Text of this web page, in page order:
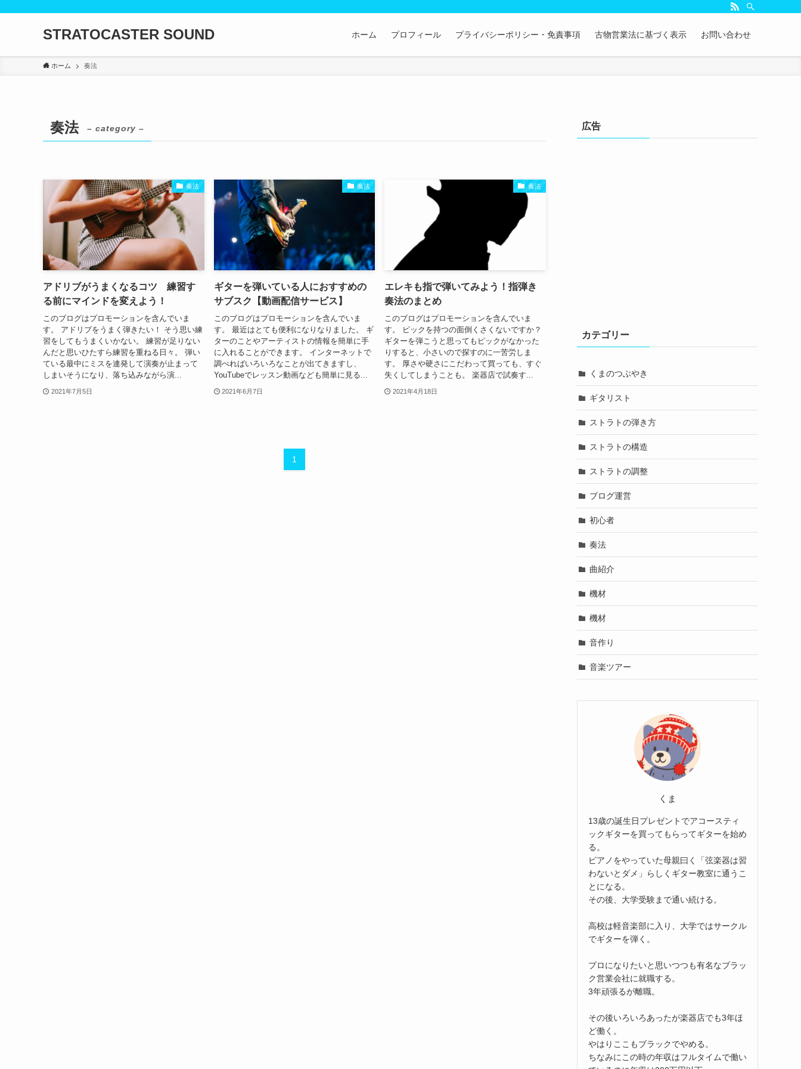
STRATOCASTER SOUND ホーム プロフィール プライバシーポリシー・免責事項 古物営業法に基づく表示 お問い合わせ
ホーム 奏法
奏法 – category –
奏法
アドリブがうまくなるコツ 練習す
る前にマインドを変えよう！
このブログはプロモーションを含んでいま
す。 アドリブをうまく弾きたい！ そう思い練
習をしてもうまくいかない。 練習が足りない
んだと思いひたすら練習を重ねる日々。 弾い
ている最中にミスを連発して演奏が止まって
しまいそうになり、落ち込みながら演...
2021年7月5日
奏法
ギターを弾いている人におすすめの
サブスク【動画配信サービス】
このブログはプロモーションを含んでいま
す。 最近はとても便利になりなりました。 ギ
ターのことやアーティストの情報を簡単に手
に入れることができます。 インターネットで
調べればいろいろなことが出てきますし、
YouTubeでレッスン動画なども簡単に見る...
2021年6月7日
奏法
エレキも指で弾いてみよう！指弾き
奏法のまとめ
このブログはプロモーションを含んでいま
す。 ピックを持つの面倒くさくないですか？
ギターを弾こうと思ってもピックがなかった
りすると、小さいので探すのに一苦労しま
す。 厚さや硬さにこだわって買っても、すぐ
失くしてしまうことも。 楽器店で試奏す...
2021年4月18日
1
広告
カテゴリー
くまのつぶやき
ギタリスト
ストラトの弾き方
ストラトの構造
ストラトの調整
ブログ運営
初心者
奏法
曲紹介
機材
機材
音作り
音楽ツアー
くま
13歳の誕生日プレゼントでアコースティ
ックギターを買ってもらってギターを始め
る。
ピアノをやっていた母親曰く「弦楽器は習
わないとダメ」らしくギター教室に通うこ
とになる。
その後、大学受験まで通い続ける。
高校は軽音楽部に入り、大学ではサークル
でギターを弾く。
プロになりたいと思いつつも有名なブラッ
ク営業会社に就職する。
3年頑張るが離職。
その後いろいろあったが楽器店でも3年ほ
ど働く。
やはりここもブラックでやめる。
ちなみにこの時の年収はフルタイムで働い